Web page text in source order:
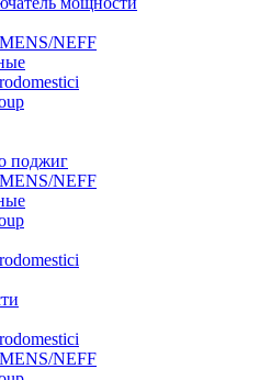
NEFF
поджиг
NEFF
NEFF